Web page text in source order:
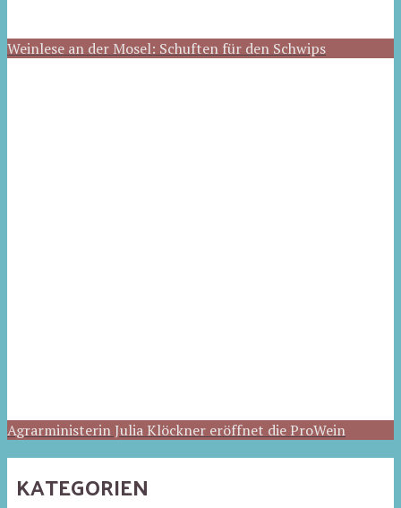
Weinlese an der Mosel: Schuften für den Schwips
Agrarministerin Julia Klöckner eröffnet die ProWein
KATEGORIEN